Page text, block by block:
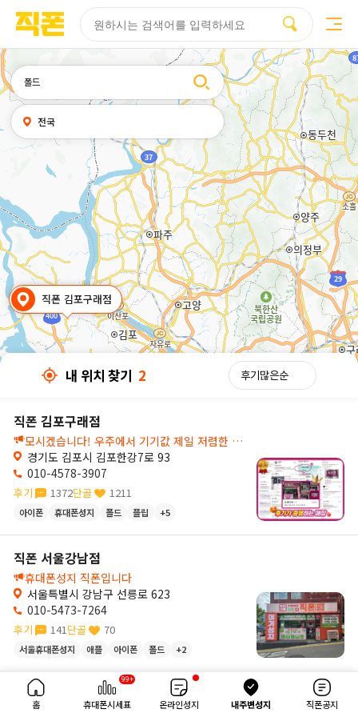
휴대폰성지시세표 성지커뮤니티
직폰 김포구래점
직폰 서울강남점
검색어
내
위치
찾기
전국
내 위치 찾기 2
직폰 김포구래점
모시겠습니다! 우주에서 기기값 제일 저렴한 직폰 김포점입니다!
경기도 김포시 김포한강7로 93
010-4578-3907
후기 1372단골 1211
아이폰 휴대폰성지 폴드 플립 +5
직폰 서울강남점
휴대폰성지 직폰입니다
서울특별시 강남구 선릉로 623
010-5473-7264
후기 141단골 70
서울휴대폰성지 애플 아이폰 폴드 +2
내 위치 찾기 2
페이지
코소프트
페이지
코소프트
페이지
코소프트
페이지
코소프트
홈
99+
휴대폰시세표 온라인성지 내주변성지 직폰공지